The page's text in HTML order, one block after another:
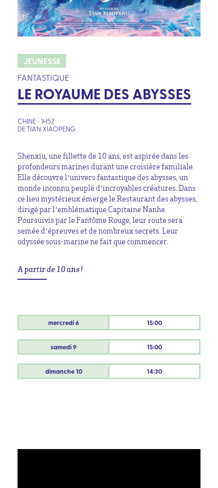
JEUNESSE
FANTASTIQUE
LE ROYAUME DES ABYSSES
CHINE • 1H52
DE TIAN XIAOPENG
Shenxiu, une fillette de 10 ans, est aspirée dans les
profondeurs marines durant une croisière familiale.
Elle découvre l’univers fantastique des abysses, un
monde inconnu peuplé d’incroyables créatures. Dans
ce lieu mystérieux émerge le Restaurant des abysses,
dirigé par l’emblématique Capitaine Nanhe.
Poursuivis par le Fantôme Rouge, leur route sera
semée d’épreuves et de nombreux secrets. Leur
odyssée sous-marine ne fait que commencer.
A partir de 10 ans !
mercredi6 15:00
samedi9 15:00
dimanche10 14:30